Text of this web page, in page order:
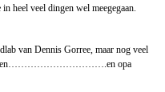
heel veel dingen wel meegegaan.
van Dennis Gorree, maar nog veel
opa